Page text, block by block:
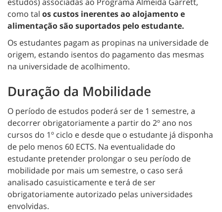
como tal os custos inerentes ao alojamento e
alimentação são suportados pelo estudante.
Os estudantes pagam as propinas na universidade de
origem, estando isentos do pagamento das mesmas
na universidade de acolhimento.
Duração da Mobilidade
O período de estudos poderá ser de 1 semestre, a
decorrer obrigatoriamente a partir do 2º ano nos
cursos do 1º ciclo e desde que o estudante já disponha
de pelo menos 60 ECTS. Na eventualidade do
estudante pretender prolongar o seu período de
mobilidade por mais um semestre, o caso será
analisado casuisticamente e terá de ser
obrigatoriamente autorizado pelas universidades
envolvidas.